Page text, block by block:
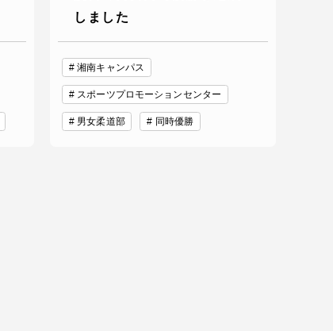
しました
湘南キャンパス
スポーツプロモーションセンター
男女柔道部 同時優勝